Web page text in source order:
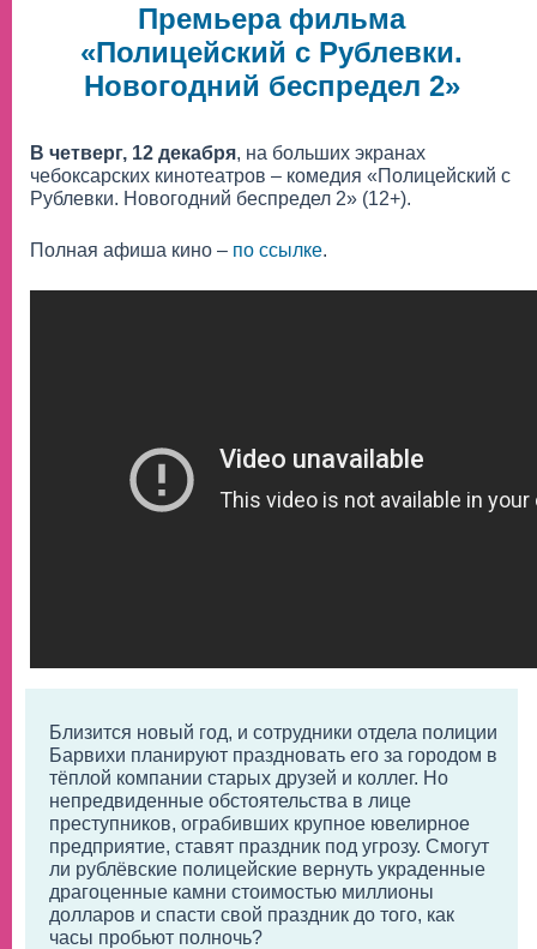
Премьера фильма
«Полицейский с Рублевки.
Новогодний беспредел 2»
В четверг, 12 декабря, на больших экранах
чебоксарских кинотеатров – комедия «Полицейский с
Рублевки. Новогодний беспредел 2» (12+).
Полная афиша кино – по ссылке.
Близится новый год, и сотрудники отдела полиции
Барвихи планируют праздновать его за городом в
тёплой компании старых друзей и коллег. Но
непредвиденные обстоятельства в лице
преступников, ограбивших крупное ювелирное
предприятие, ставят праздник под угрозу. Смогут
ли рублёвские полицейские вернуть украденные
драгоценные камни стоимостью миллионы
долларов и спасти свой праздник до того, как
часы пробьют полночь?